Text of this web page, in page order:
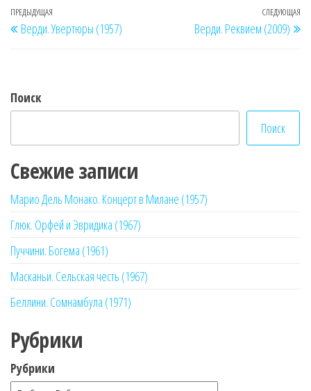
Навигация
по
Предыдущая
запись
ПРЕДЫДУЩАЯ
Верди. Увертюры (1957)
СЛЕДУЮЩАЯ
Верди. Реквием (2009)
Поиск
Поиск
Свежие записи
Марио Дель Монако. Концерт в Милане (1957)
Глюк. Орфей и Эвридика (1967)
Пуччини. Богема (1961)
Масканьи. Сельская честь (1967)
Беллини. Сомнамбула (1971)
Рубрики
Рубрики